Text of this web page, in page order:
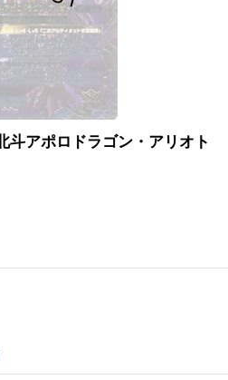
斗アポロドラゴン・アリオト